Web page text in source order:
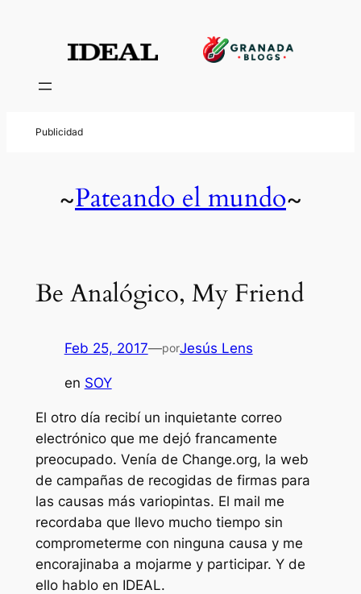
~Pateando el mundo~
Be Analógico, My Friend
Feb 25, 2017—porJesús Lens
en SOY
El otro día recibí un inquietante correo
electrónico que me dejó francamente
preocupado. Venía de Change.org, la web
de campañas de recogidas de firmas para
las causas más variopintas. El mail me
recordaba que llevo mucho tiempo sin
comprometerme con ninguna causa y me
encorajinaba a mojarme y participar. Y de
ello hablo en IDEAL.